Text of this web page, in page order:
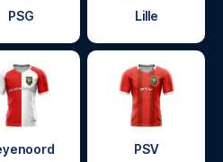
PSG Lille
PSV